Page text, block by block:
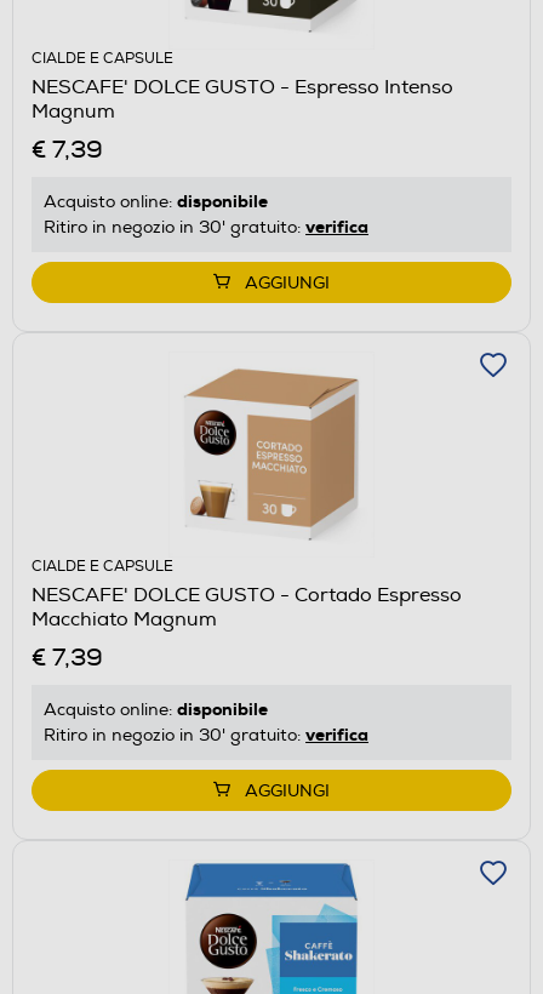
CIALDE E CAPSULE
NESCAFE' DOLCE GUSTO - Espresso Intenso
Magnum
€ 7,39
Acquisto online: disponibile
Ritiro in negozio in 30' gratuito: verifica
AGGIUNGI
CIALDE E CAPSULE
NESCAFE' DOLCE GUSTO - Cortado Espresso
Macchiato Magnum
€ 7,39
Acquisto online: disponibile
Ritiro in negozio in 30' gratuito: verifica
AGGIUNGI